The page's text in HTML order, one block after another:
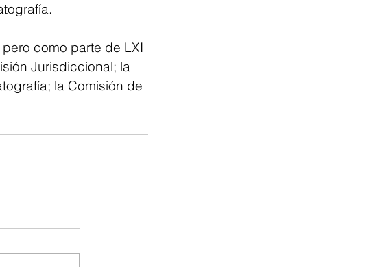
como parte de LXI
Jurisdiccional; la
la Comisión de